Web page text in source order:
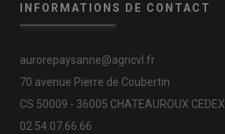
INFORMATIONS DE CONTACT
aurorepaysanne@agricvl.fr
70 avenue Pierre de Coubertin
CS 50009 - 36005 CHATEAUROUX CEDEX
02.54.07.66.66